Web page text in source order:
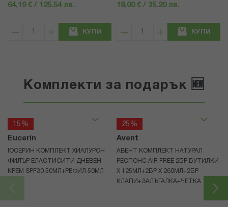
64,19 € / 125.54 лв.
КУПИ
18,00 € / 35.20 лв.
КУПИ
Комплекти за подарък 🆕
15%
Eucerin
ЮСЕРИН КОМПЛЕКТ ХИАЛУРОН
ФИЛЪР ЕЛАСТИСИТИ ДНЕВЕН
КРЕМ SPF30 50МЛ+РЕФИЛ 50МЛ
25%
Avent
АВЕНТ КОМПЛЕКТ НАТУРАЛ
РЕСПОНС AIR FREE 2БР БУТИЛКИ
Х 125МЛ+2БР Х 260МЛ+2БР
КЛАПИ+ЗАЛЪГАЛКА+ЧЕТКА